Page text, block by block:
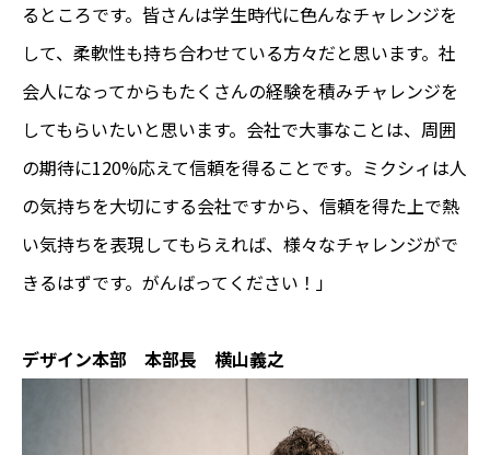
るところです。皆さんは学生時代に色んなチャレンジを
して、柔軟性も持ち合わせている方々だと思います。社
会人になってからもたくさんの経験を積みチャレンジを
してもらいたいと思います。会社で大事なことは、周囲
の期待に120%応えて信頼を得ることです。ミクシィは人
の気持ちを大切にする会社ですから、信頼を得た上で熱
い気持ちを表現してもらえれば、様々なチャレンジがで
きるはずです。がんばってください！」
デザイン本部 本部長 横山義之